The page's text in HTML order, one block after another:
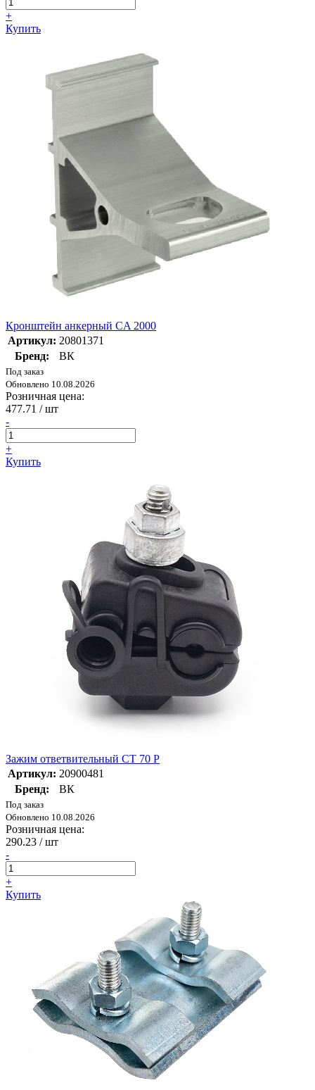
+
Купить
Кронштейн анкерный CA 2000
Артикул: 20801371
Бренд:
ВК
Под заказ
Обновлено 10.08.2026
Розничная цена:
477.71 / шт
-
+
Купить
Зажим ответвительный CT 70 P
Артикул: 20900481
Бренд:
ВК
Под заказ
Обновлено 10.08.2026
Розничная цена:
290.23 / шт
-
+
Купить